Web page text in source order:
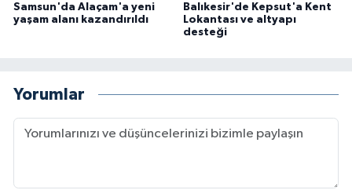
Samsun'da Alaçam'a yeni
yaşam alanı kazandırıldı
Balıkesir'de Kepsut'a Kent
Lokantası ve altyapı
desteği
Yorumlar